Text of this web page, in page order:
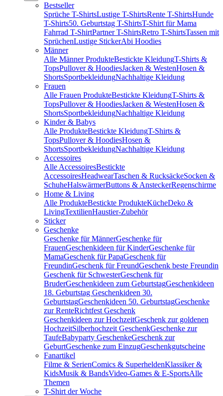
Bestseller
Sprüche T-ShirtsLustige T-ShirtsRente T-ShirtsHunde
T-Shirts50. Geburtstag T-ShirtsT-Shirt für Mama
Fahrrad T-ShirtPartner T-ShirtsRetro T-ShirtsTassen mit
SprüchenLustige StickerAbi Hoodies
Männer
Alle Männer ProdukteBestickte KleidungT-Shirts &
TopsPullover & HoodiesJacken & WestenHosen &
ShortsSportbekleidungNachhaltige Kleidung
Frauen
Alle Frauen ProdukteBestickte KleidungT-Shirts &
TopsPullover & HoodiesJacken & WestenHosen &
ShortsSportbekleidungNachhaltige Kleidung
Kinder & Babys
Alle ProdukteBestickte KleidungT-Shirts &
TopsPullover & HoodiesHosen &
ShortsSportbekleidungNachhaltige Kleidung
Accessoires
Alle AccessoiresBestickte
AccessoiresHeadwearTaschen & RucksäckeSocken &
SchuheHalswärmerButtons & AnsteckerRegenschirme
Home & Living
Alle ProdukteBestickte ProdukteKücheDeko &
LivingTextilienHaustier-Zubehör
Sticker
Geschenke
Geschenke für MännerGeschenke für
FrauenGeschenkideen für KinderGeschenke für
MamaGeschenk für PapaGeschenk für
FreundinGeschenk für FreundGeschenk beste Freundin
Geschenk für SchwesterGeschenk für
BruderGeschenkideen zum GeburtstagGeschenkideen
18. Geburtstag Geschenkideen 30.
GeburtstagGeschenkideen 50. GeburtstagGeschenke
zur RenteRichtfest Geschenk
Geschenkideen zur HochzeitGeschenk zur goldenen
HochzeitSilberhochzeit GeschenkGeschenke zur
TaufeBabyparty GeschenkeGeschenk zur
GeburtGeschenke zum EinzugGeschenkgutscheine
Fanartikel
Filme & SerienComics & SuperheldenKlassiker &
KidsMusik & BandsVideo-Games & E-SportsAlle
Themen
T-Shirt der Woche